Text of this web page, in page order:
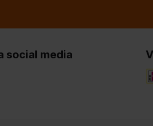
social media